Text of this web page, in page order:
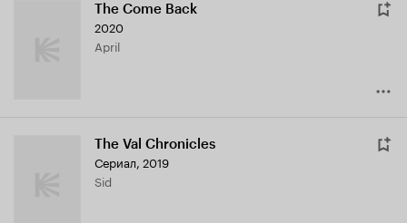
The Come Back
2020
April
The Val Chronicles
Сериал, 2019
Sid